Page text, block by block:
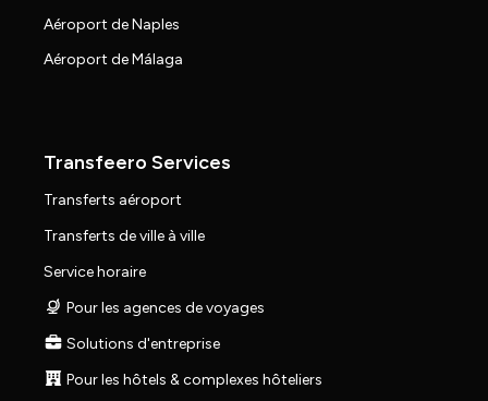
Aéroport de Naples
Aéroport de Málaga
Transfeero Services
Transferts aéroport
Transferts de ville à ville
Service horaire
Pour les agences de voyages
Solutions d'entreprise
Pour les hôtels & complexes hôteliers